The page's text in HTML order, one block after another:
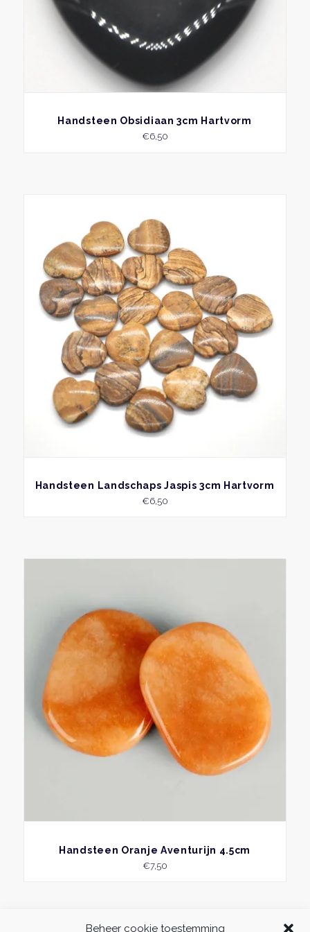
Beheer cookie toestemming
BEKIJK
Handsteen Obsidiaan 3cm Hartvorm
€6,50
BEKIJK
Handsteen Landschaps Jaspis 3cm Hartvorm
€6,50
BEKIJK
Handsteen Oranje Aventurijn 4.5cm
€7,50